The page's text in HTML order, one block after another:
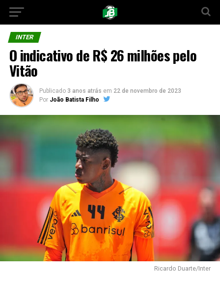
INTER
O indicativo de R$ 26 milhões pelo
Vitão
Publicado 3 anos atrás em 22 de novembro de 2023
Por João Batista Filho
Ricardo Duarte/Inter